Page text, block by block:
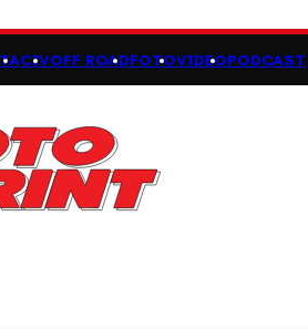
CIVOFF ROADFOTOVIDEOPODCAST